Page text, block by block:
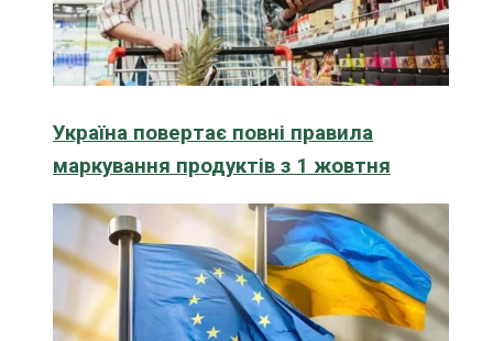
Україна повертає повні правила
маркування продуктів з 1 жовтня